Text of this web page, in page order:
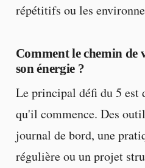
répétitifs ou les
Comment le chemin de
son énergie ?
Le principal défi du 5 est
qu'il commence. Des
journal de bord, une
régulière ou un projet